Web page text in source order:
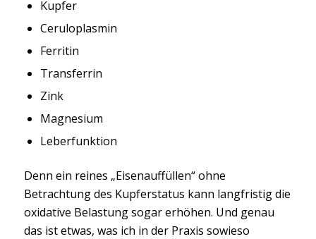
Kupfer
Ceruloplasmin
Ferritin
Transferrin
Zink
Magnesium
Leberfunktion
Denn ein reines „Eisenauffüllen“ ohne
Betrachtung des Kupferstatus kann langfristig die
oxidative Belastung sogar erhöhen. Und genau
das ist etwas, was ich in der Praxis sowieso